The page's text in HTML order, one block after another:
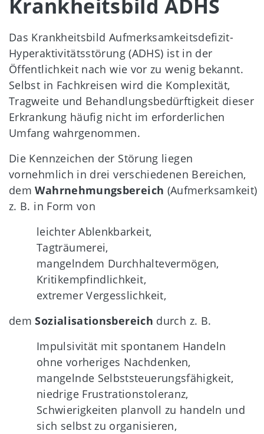
Krankheitsbild ADHS
Das Krankheitsbild Aufmerksamkeitsdefizit-
Hyperaktivitätsstörung (ADHS) ist in der
Öffentlichkeit nach wie vor zu wenig bekannt.
Selbst in Fachkreisen wird die Komplexität,
Tragweite und Behandlungsbedürftigkeit dieser
Erkrankung häufig nicht im erforderlichen
Umfang wahrgenommen.
Die Kennzeichen der Störung liegen
vornehmlich in drei verschiedenen Bereichen,
demWahrnehmungsbereich (Aufmerksamkeit)
z. B. in Form von
leichter Ablenkbarkeit,
Tagträumerei,
mangelndem Durchhaltevermögen,
Kritikempfindlichkeit,
extremer Vergesslichkeit,
demSozialisationsbereich durch z. B.
Impulsivität mit spontanem Handeln
ohne vorheriges Nachdenken,
mangelnde Selbststeuerungsfähigkeit,
niedrige Frustrationstoleranz,
Schwierigkeiten planvoll zu handeln und
sich selbst zu organisieren,